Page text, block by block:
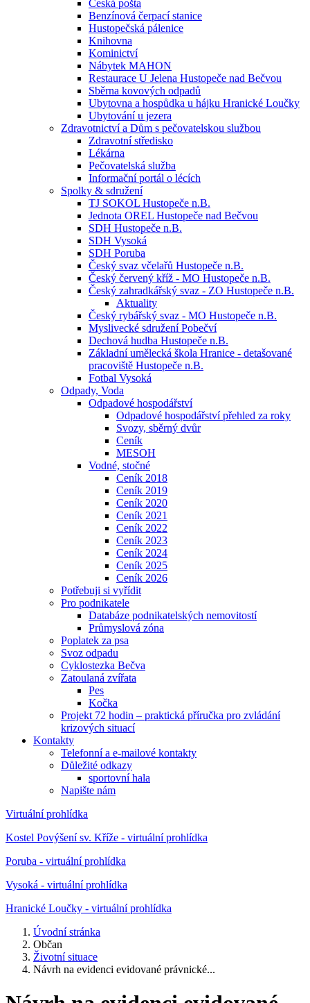
Česká pošta
Benzínová čerpací stanice
Hustopečská pálenice
Knihovna
Kominictví
Nábytek MAHON
Restaurace U Jelena Hustopeče nad Bečvou
Sběrna kovových odpadů
Ubytovna a hospůdka u hájku Hranické Loučky
Ubytování u jezera
Zdravotnictví a Dům s pečovatelskou službou
Zdravotní středisko
Lékárna
Pečovatelská služba
Informační portál o lécích
Spolky & sdružení
TJ SOKOL Hustopeče n.B.
Jednota OREL Hustopeče nad Bečvou
SDH Hustopeče n.B.
SDH Vysoká
SDH Poruba
Český svaz včelařů Hustopeče n.B.
Český červený kříž - MO Hustopeče n.B.
Český zahradkářský svaz - ZO Hustopeče n.B.
Aktuality
Český rybářský svaz - MO Hustopeče n.B.
Myslivecké sdružení Pobečví
Dechová hudba Hustopeče n.B.
Základní umělecká škola Hranice - detašované
pracoviště Hustopeče n.B.
Fotbal Vysoká
Odpady, Voda
Odpadové hospodářství
Odpadové hospodářství přehled za roky
Svozy, sběrný dvůr
Ceník
MESOH
Vodné, stočné
Ceník 2018
Ceník 2019
Ceník 2020
Ceník 2021
Ceník 2022
Ceník 2023
Ceník 2024
Ceník 2025
Ceník 2026
Potřebuji si vyřídit
Pro podnikatele
Databáze podnikatelských nemovitostí
Průmyslová zóna
Poplatek za psa
Svoz odpadu
Cyklostezka Bečva
Zatoulaná zvířata
Pes
Kočka
Projekt 72 hodin – praktická příručka pro zvládání
krizových situací
Kontakty
Telefonní a e-mailové kontakty
Důležité odkazy
sportovní hala
Napište nám
Virtuální prohlídka
Kostel Povýšení sv. Kříže - virtuální prohlídka
Poruba - virtuální prohlídka
Vysoká - virtuální prohlídka
Hranické Loučky - virtuální prohlídka
Úvodní stránka
Občan
Životní situace
Návrh na evidenci evidované právnické...